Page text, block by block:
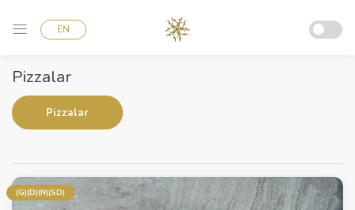
EN
Pizzalar
Pizzalar
(G)(D)(N)(SD)